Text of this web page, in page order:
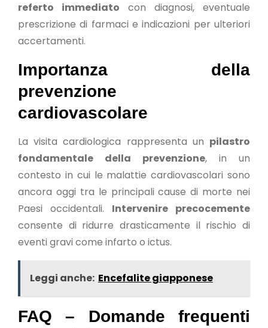
referto immediato con diagnosi, eventuale
prescrizione di farmaci e indicazioni per ulteriori
accertamenti.
Importanza della
prevenzione
cardiovascolare
La visita cardiologica rappresenta un pilastro
fondamentale della prevenzione, in un
contesto in cui le malattie cardiovascolari sono
ancora oggi tra le principali cause di morte nei
Paesi occidentali. Intervenire precocemente
consente di ridurre drasticamente il rischio di
eventi gravi come infarto o ictus.
Leggi anche: Encefalite giapponese
FAQ – Domande frequenti